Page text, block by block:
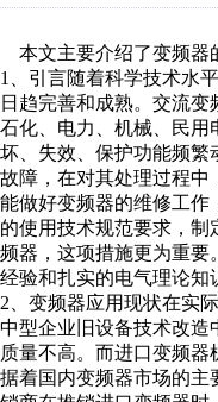
本文主要介绍了变频器
1、引言随着科学技术水
日趋完善和成熟。交流
石化、电力、机械、民用
坏、失效、保护功能频繁
故障，在对其处理过程中
能做好变频器的维修工作
的使用技术规范要求，
频器，这项措施更为重要
经验和扎实的电气理论知
2、变频器应用现状在实
中型企业旧设备技术改造
质量不高。而进口变频
据着国内变频器市场的主